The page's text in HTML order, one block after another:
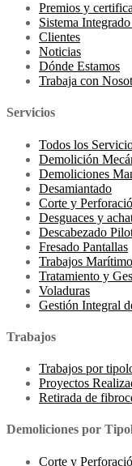
Premios y
Sistema
Clientes
Noticias
Dónde Estamos
Trabaja con
Servicios
Todos los
Demolición
Demoliciones
Desamiantado
Corte y
Desguaces y
Descabezado
Fresado Pantallas
Trabajos
Tratamiento y
Voladuras
Gestión Integral
Trabajos
Trabajos por
Proyectos
Retirada de
Demoliciones por
Corte y